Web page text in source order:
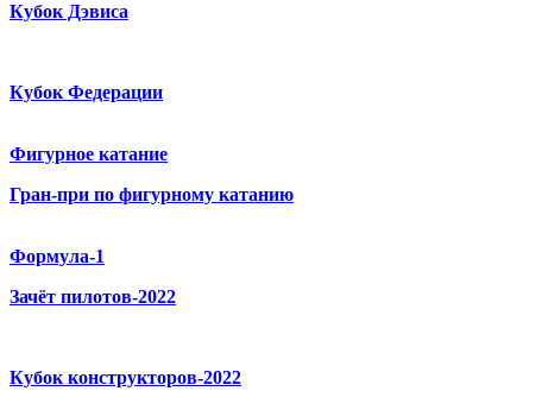
Кубок Дэвиса
Кубок Федерации
Фигурное катание
Гран-при по фигурному катанию
Формула-1
Зачёт пилотов-2022
Кубок конструкторов-2022